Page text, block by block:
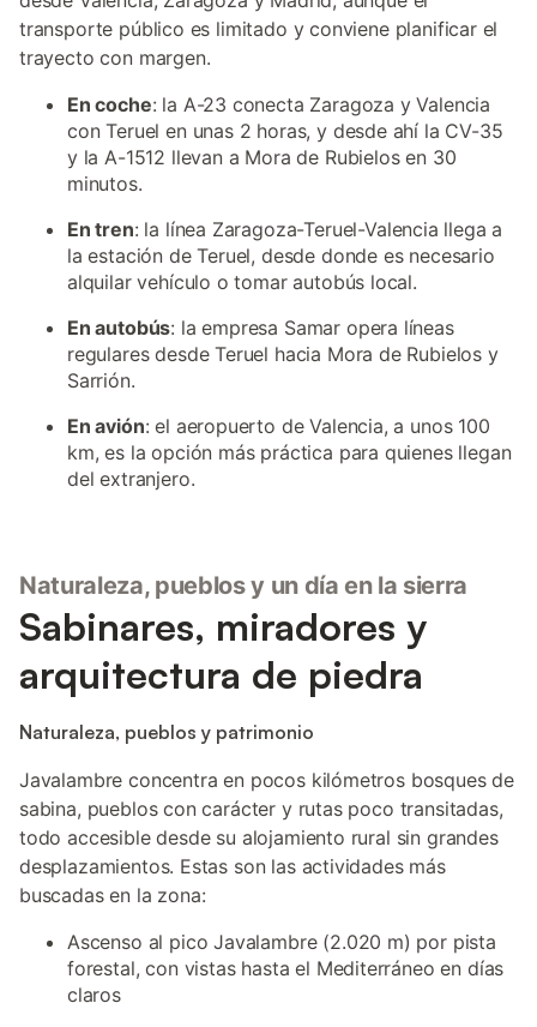
transporte público es limitado y conviene planificar el
trayecto con margen.
En coche: la A-23 conecta Zaragoza y Valencia
con Teruel en unas 2 horas, y desde ahí la CV-35
y la A-1512 llevan a Mora de Rubielos en 30
minutos.
En tren: la línea Zaragoza-Teruel-Valencia llega a
la estación de Teruel, desde donde es necesario
alquilar vehículo o tomar autobús local.
En autobús: la empresa Samar opera líneas
regulares desde Teruel hacia Mora de Rubielos y
Sarrión.
En avión: el aeropuerto de Valencia, a unos 100
km, es la opción más práctica para quienes llegan
del extranjero.
Naturaleza, pueblos y un día en la sierra
Sabinares, miradores y
arquitectura de piedra
Naturaleza, pueblos y patrimonio
Javalambre concentra en pocos kilómetros bosques de
sabina, pueblos con carácter y rutas poco transitadas,
todo accesible desde su alojamiento rural sin grandes
desplazamientos. Estas son las actividades más
buscadas en la zona:
Ascenso al pico Javalambre (2.020 m) por pista
forestal, con vistas hasta el Mediterráneo en días
claros